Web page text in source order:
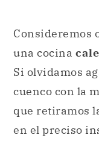
Consideremos
una cocina
Si olvidamos
cuenco con la
que retiramos
en el preciso